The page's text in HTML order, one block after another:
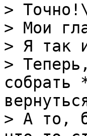
>
> Мои
> Я так
>
собрать
> А то,